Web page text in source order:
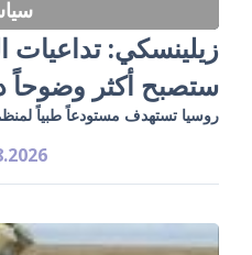
زيلينسكي: تداعيات
ستصبح أكثر وضوحاً
روسيا تستهدف مستودعاً طبياً